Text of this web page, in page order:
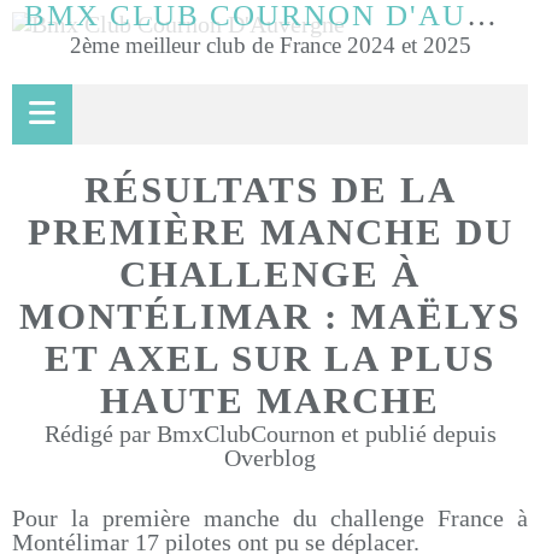
BMX CLUB COURNON D'AUVERGNE
2ème meilleur club de France 2024 et 2025
RÉSULTATS DE LA
PREMIÈRE MANCHE DU
CHALLENGE À
MONTÉLIMAR : MAËLYS
ET AXEL SUR LA PLUS
HAUTE MARCHE
Rédigé par BmxClubCournon et publié depuis
Overblog
Pour la première manche du challenge France à
Montélimar 17 pilotes ont pu se déplacer.